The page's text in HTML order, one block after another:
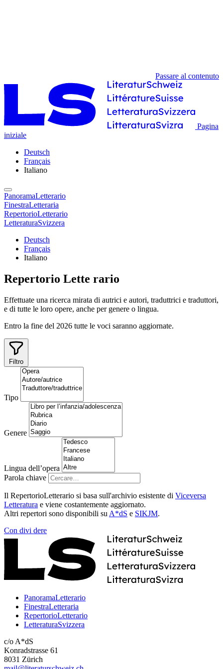
Passare al contenuto
Pagina
iniziale
Deutsch
Français
Italiano
PanoramaLetterario
FinestraLetteraria
RepertorioLetterario
LetteraturaSvizzera
Deutsch
Français
Italiano
Repertorio Lette rario
Effettuate una ricerca mirata di autrici e autori, traduttrici e traduttori,
e di tutte le loro opere, anche per genere o lingua.
Entro la fine del 2026 tutte le voci saranno aggiornate.
Filtro
Tipo
Genere
Lingua dell’opera
Parola chiave
Il RepertorioLetterario si basa sull'archivio esistente di Viceversa
Letteratura e viene costantemente aggiornato.
Altri repertori sono disponibili su A*dS e SIKJM.
Con divi dere
PanoramaLetterario
FinestraLetteraria
RepertorioLetterario
LetteraturaSvizzera
c/o A*dS
Konradstrasse 61
8031 Zürich